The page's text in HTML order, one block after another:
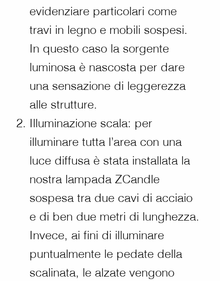
evidenziare particolari come
travi in legno e mobili sospesi.
In questo caso la sorgente
luminosa è nascosta per dare
una sensazione di leggerezza
alle strutture.
Illuminazione scala: per
illuminare tutta l’area con una
luce diffusa è stata installata la
nostra lampada ZCandle
sospesa tra due cavi di acciaio
e di ben due metri di lunghezza.
Invece, ai fini di illuminare
puntualmente le pedate della
scalinata, le alzate vengono